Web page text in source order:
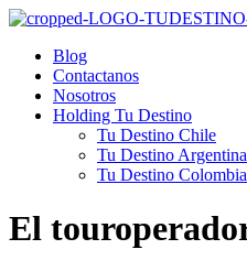
Blog
Contactanos
Nosotros
Holding Tu Destino
Tu Destino Chile
Tu Destino Argentina
Tu Destino Colombia
El